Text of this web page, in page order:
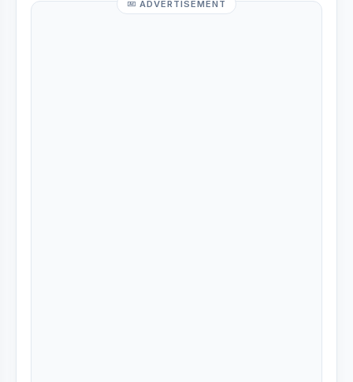
ADVERTISEMENT